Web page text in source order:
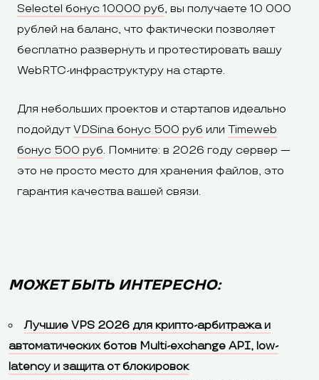
Selectel бонус 10000 руб, вы получаете 10 000
рублей на баланс, что фактически позволяет
бесплатно развернуть и протестировать вашу
WebRTC-инфраструктуру на старте.
Для небольших проектов и стартапов идеально
подойдутVDSina бонус 500 руб или Timeweb
бонус 500 руб. Помните: в 2026 году сервер —
это не просто место для хранения файлов, это
гарантия качества вашей связи.
МОЖЕТ БЫТЬ ИНТЕРЕСНО:
Лучшие VPS 2026 для крипто-арбитража и
автоматических ботов Multi-exchange API, low-
latency и защита от блокировок